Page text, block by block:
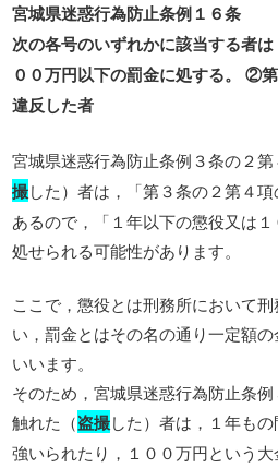
宮城県迷惑行為防止条例１６条
次の各号のいずれかに該当する者
００万円以下の罰金に処する。 ②
違反した者
宮城県迷惑行為防止条例３条の２
撮した）者は，「第３条の２第４
あるので，「１年以下の懲役又は
処せられる可能性があります。
ここで，懲役とは刑務所において
い，罰金とはその名の通り一定額
いいます。
そのため，宮城県迷惑行為防止条
触れた（盗撮した）者は，１年も
強いられたり，１００万円という